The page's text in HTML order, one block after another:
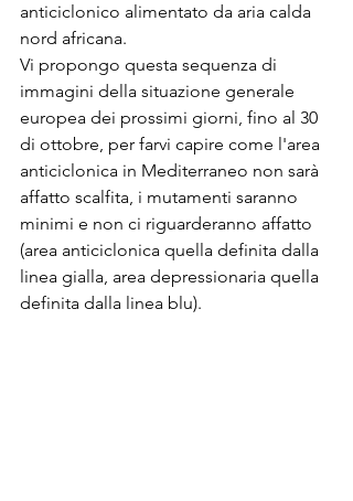
anticiclonico alimentato da aria calda
nord africana.
Vi propongo questa sequenza di
immagini della situazione generale
europea dei prossimi giorni, fino al 30
di ottobre, per farvi capire come l'area
anticiclonica in Mediterraneo non sarà
affatto scalfita, i mutamenti saranno
minimi e non ci riguarderanno affatto
(area anticiclonica quella definita dalla
linea gialla, area depressionaria quella
definita dalla linea blu).